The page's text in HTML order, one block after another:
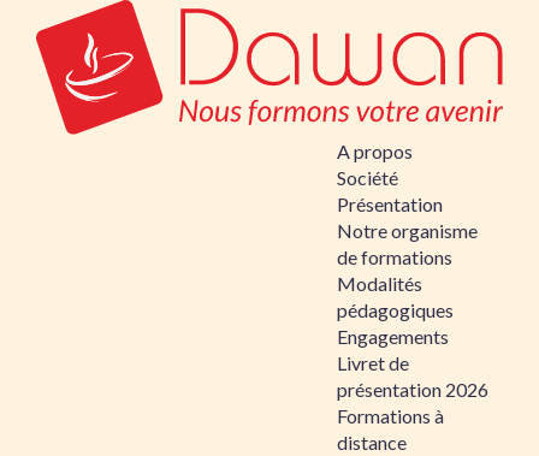
A propos
Société
Présentation
Notre organisme
de formations
Modalités
pédagogiques
Engagements
Livret de
présentation 2026
Formations à
distance